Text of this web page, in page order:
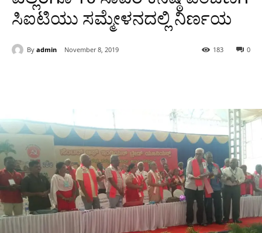
ಸಿಐಟಿಯು ಸಮ್ಮೇಳನದಲ್ಲಿ ನಿರ್ಣಯ
By admin November 8, 2019 0
183